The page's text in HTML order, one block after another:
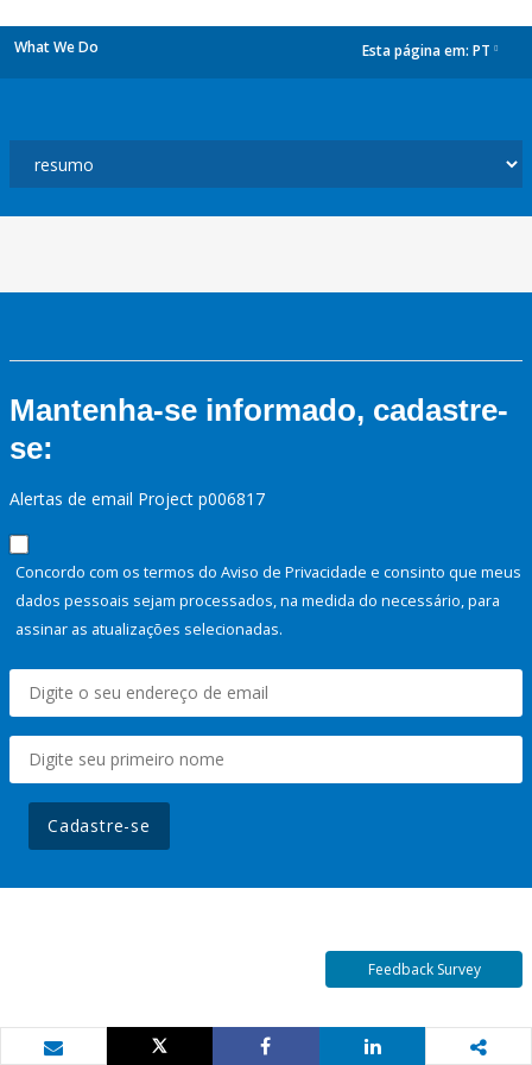
What We Do Esta página em: PT
Mantenha-se informado, cadastre-
se:
Alertas de email Project p006817
Concordo com os termos do Aviso de Privacidade e consinto que meus
dados pessoais sejam processados, na medida do necessário, para
assinar as atualizações selecionadas.
Cadastre-se
Feedback Survey